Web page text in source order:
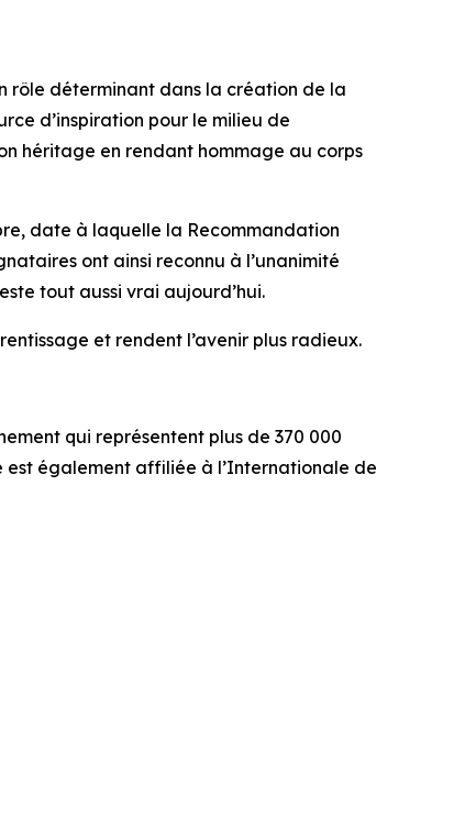
rôle déterminant dans la création de la
d’inspiration pour le milieu de
héritage en rendant hommage au corps
date à laquelle la Recommandation
ont ainsi reconnu à l’unanimité
tout aussi vrai aujourd’hui.
et rendent l’avenir plus radieux.
qui représentent plus de 370 000
est également affiliée à l’Internationale de